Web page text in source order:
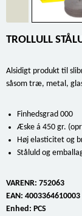
TROLLULL
Alsidigt produkt til
såsom træ, metal,
Finhedsgrad 000
Æske á 450 gr.
Høj elasticitet og
Ståluld og
VARENR: 752063
EAN: 4003364610003
Enhed: PCS